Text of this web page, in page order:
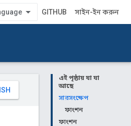
GITHUB সাইন-ইন করুন
এই পৃষ্ঠায় যা যা
আছে
সারসংক্ষেপ
ফাংশন
ফাংশন